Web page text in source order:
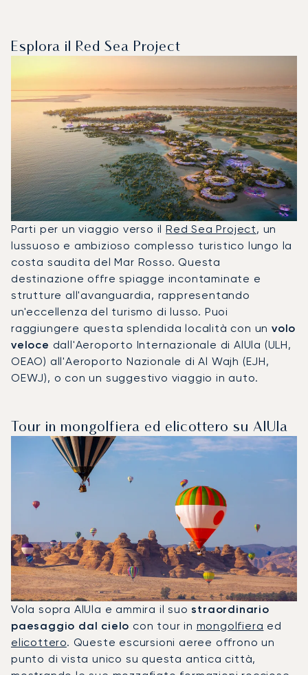
Esplora il Red Sea Project
Parti per un viaggio verso ilRed Sea Project, un
lussuoso e ambizioso complesso turistico lungo la
costa saudita del Mar Rosso. Questa
destinazione offre spiagge incontaminate e
strutture all'avanguardia, rappresentando
un'eccellenza del turismo di lusso. Puoi
raggiungere questa splendida località con un volo
veloce dall'Aeroporto Internazionale di AlUla (ULH,
OEAO) all'Aeroporto Nazionale di Al Wajh (EJH,
OEWJ), o con un suggestivo viaggio in auto.
Tour in mongolfiera ed elicottero su AlUla
Vola sopra AlUla e ammira il suostraordinario
paesaggio dal cielo con tour in mongolfiera ed
elicottero. Queste escursioni aeree offrono un
punto di vista unico su questa antica città,